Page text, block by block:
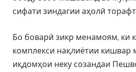
сифати зиндагии аҳолӣ
Бо боварӣ зикр менамоям, ки
комплекси нақлиётии кишвар
иқдомҳои неку созандаи